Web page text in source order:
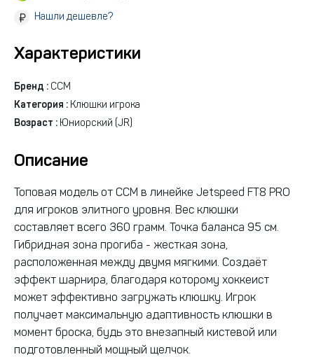
Нашли дешевле?
Характеристики
Бренд : CCM
Категория : Клюшки игрока
Возраст : Юниорский (JR)
Описание
Топовая модель от ССМ в линейке Jetspeed FT8 PRO
для игроков элитного уровня. Вес клюшки
составляет всего 360 грамм. Точка баланса 95 см.
Гибридная зона прогиба - жесткая зона,
расположенная между двумя мягкими. Создаёт
эффект шарнира, благодаря которому хоккеист
может эффективно загружать клюшку. Игрок
получает максимальную адаптивность клюшки в
момент броска, будь это внезапный кистевой или
подготовленный мощный щелчок.